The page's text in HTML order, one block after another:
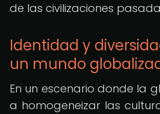
de las civilizaciones
Identidad y
un mundo
En un escenario donde la
a homogeneizar las